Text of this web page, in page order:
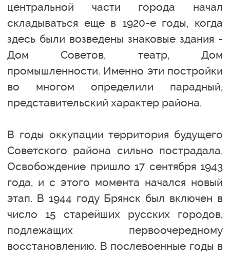
центральной части города начал
складываться еще в 1920-е годы, когда
здесь были возведены знаковые здания -
Дом Советов, театр, Дом
промышленности. Именно эти постройки
во многом определили парадный,
представительский характер района.
В годы оккупации территория будущего
Советского района сильно пострадала.
Освобождение пришло 17 сентября 1943
года, и с этого момента начался новый
этап. В 1944 году Брянск был включен в
число 15 старейших русских городов,
подлежащих первоочередному
восстановлению. В послевоенные годы в